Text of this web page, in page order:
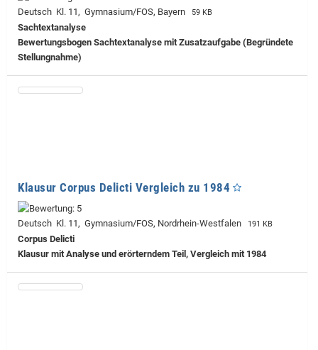
Deutsch Kl. 11, Gymnasium/FOS, Bayern 59 KB
Sachtextanalyse
Bewertungsbogen Sachtextanalyse mit Zusatzaufgabe (Begründete
Stellungnahme)
Klausur Corpus Delicti Vergleich zu 1984
Deutsch Kl. 11, Gymnasium/FOS, Nordrhein-Westfalen 191 KB
Corpus Delicti
Klausur mit Analyse und erörterndem Teil, Vergleich mit 1984